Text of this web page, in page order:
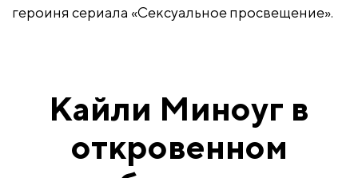
героиня сериала «Сексуальное просвещение».
Кайли Миноуг в
откровенном